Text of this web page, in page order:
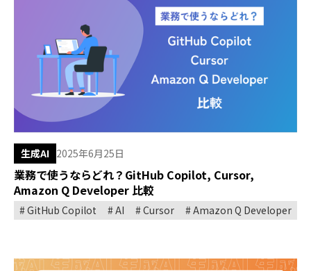
生成AI 2025年6月25日
業務で使うならどれ？GitHub Copilot, Cursor,
Amazon Q Developer 比較
GitHub Copilot AI Cursor Amazon Q Developer